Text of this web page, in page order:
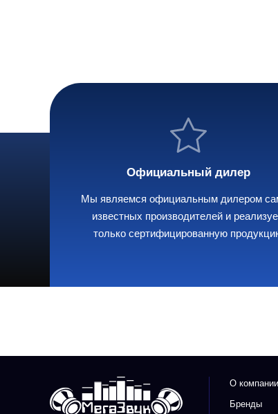
Официальный дилер
Мы являемся официальным дилером
известных производителей и
только сертифицированную
О компании
Бренды